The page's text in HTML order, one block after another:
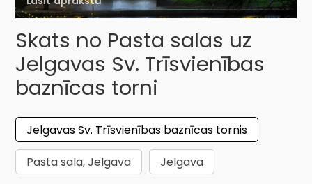
Skats no Pasta salas uz
Jelgavas Sv. Trīsvienības
baznīcas torni
Jelgavas Sv. Trīsvienības baznīcas tornis
Pasta sala, Jelgava
Jelgava